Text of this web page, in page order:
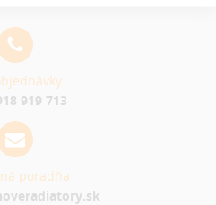
919 713
poradňa